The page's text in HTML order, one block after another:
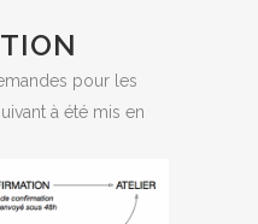
pour les
à été mis en